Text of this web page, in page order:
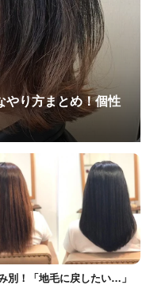
やり方まとめ！個性
別！「地毛に戻したい…」